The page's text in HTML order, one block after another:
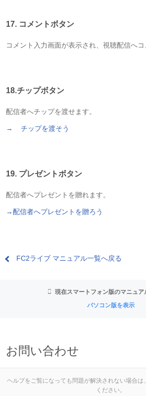
17. コメントボタン
コメント入力画面が表示され、視聴配信へコ
18.チップボタン
配信者へチップを渡せます。
→ チップを渡そう
19. プレゼントボタン
配信者へプレゼントを贈れます。
→配信者へプレゼントを贈ろう
FC2ライブ マニュアル一覧へ戻る
現在スマートフォン版のマニュア
パソコン版を表示
お問い合わせ
ヘルプをご覧になっても問題が解決されない場合は
ください。